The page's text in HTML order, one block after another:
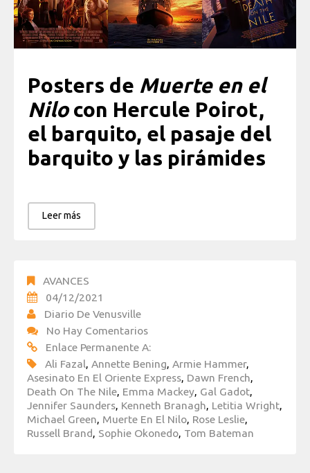
Posters de Muerte en el
Nilocon Hercule Poirot,
el barquito, el pasaje del
barquito y las pirámides
Leer más
AVANCES
04/12/2021
Diario De Venusville
No Hay Comentarios
Enlace Permanente A:
Ali Fazal Annette Bening Armie Hammer,
Asesinato En El Oriente Express Dawn French
Death On The Nile Emma Mackey Gal Gadot
Jennifer Saunders Kenneth Branagh Letitia Wright
Michael Green Muerte En El Nilo Rose Leslie
Russell Brand Sophie Okonedo Tom Bateman